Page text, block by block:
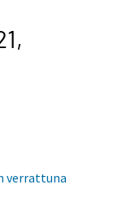
verrattuna